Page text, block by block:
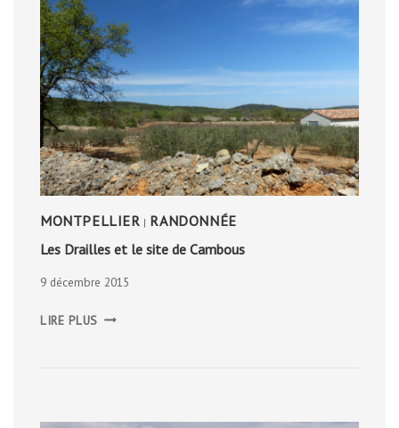
MONTPELLIER | RANDONNÉE
Les Drailles et le site de Cambous
9 décembre 2015
LIRE PLUS DRAILLES